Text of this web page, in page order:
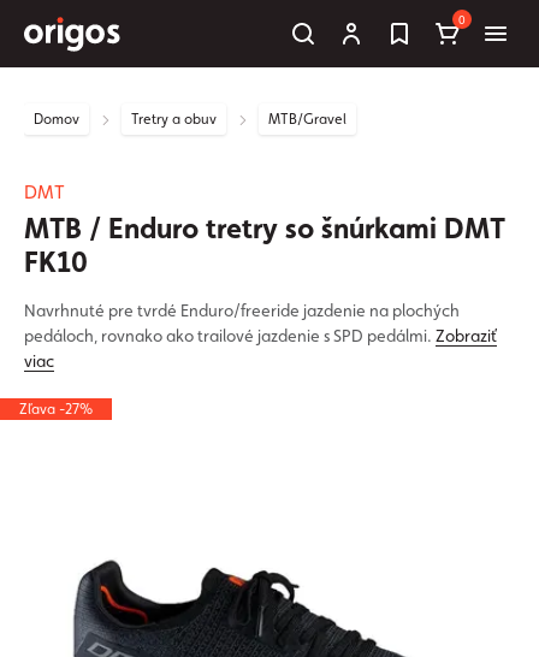
0
Domov Tretry a obuv MTB/Gravel
DMT
MTB / Enduro tretry so šnúrkami DMT
FK10
Navrhnuté pre tvrdé Enduro/freeride jazdenie na plochých
pedáloch, rovnako ako trailové jazdenie s SPD pedálmi. Zobraziť
viac
Zľava -27%